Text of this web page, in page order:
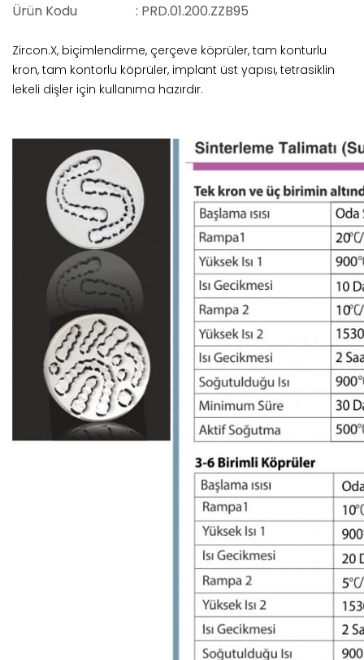
Ürün Kodu
: PRD.01.200.ZZB95
Zircon.X, biçimlendirme, çerçeve köprüler, tam konturlu
kron, tam kontorlu köprüler, implant üst yapısı, tetrasiklin
lekeli dişler için kullanıma hazırdır.